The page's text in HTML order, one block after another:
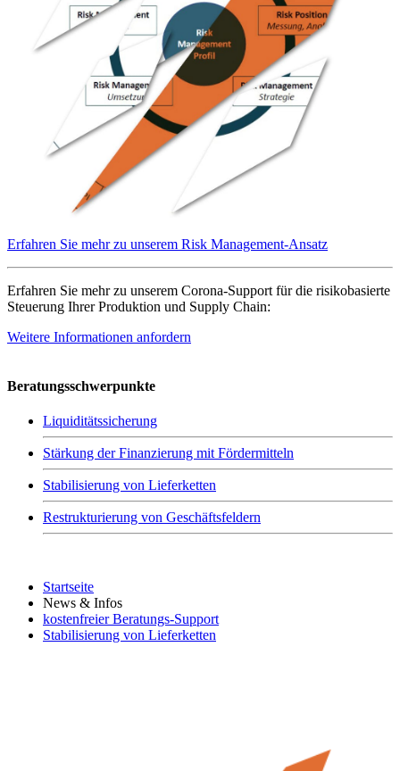
Erfahren Sie mehr zu unserem Risk Management-Ansatz
Erfahren Sie mehr zu unserem Corona-Support für die risikobasierte
Steuerung Ihrer Produktion und Supply Chain:
Weitere Informationen anfordern
Beratungsschwerpunkte
Liquiditätssicherung
Stärkung der Finanzierung mit Fördermitteln
Stabilisierung von Lieferketten
Restrukturierung von Geschäftsfeldern
Startseite
News & Infos
kostenfreier Beratungs-Support
Stabilisierung von Lieferketten